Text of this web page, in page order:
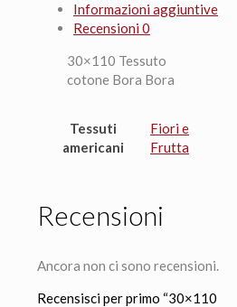
Informazioni aggiuntive
Recensioni 0
30×110 Tessuto
cotone Bora Bora
Tessuti
americani
Fiori e
Frutta
Recensioni
Ancora non ci sono recensioni.
Recensisci per primo “30×110